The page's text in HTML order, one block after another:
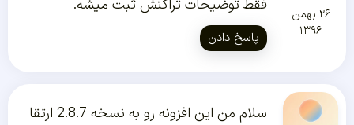
۲۶ بهمن
۱۳۹۶
فقط توضیحات تراکنش ثبت میشه.
پاسخ دادن
سلام من این افزونه رو به نسخه 2.8.7 ارتقا